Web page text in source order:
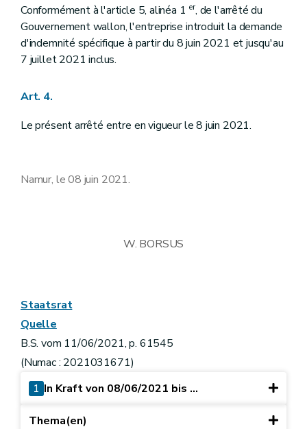
Conformément à l'article 5, alinéa 1 er, de l'arrêté du
Gouvernement wallon, l'entreprise introduit la demande
d'indemnité spécifique à partir du 8 juin 2021 et jusqu'au
7 juillet 2021 inclus.
Art. 4.
Le présent arrêté entre en vigueur le 8 juin 2021.
Namur, le 08 juin 2021.
W. BORSUS
Staatsrat
Quelle
B.S. vom 11/06/2021, p. 61545
(Numac : 2021031671)
1 In Kraft von 08/06/2021 bis ...
Thema(en)